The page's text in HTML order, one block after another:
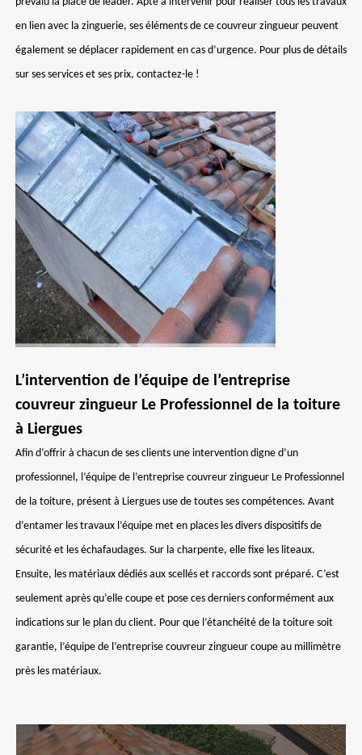
en lien avec la zinguerie, ses éléments de ce couvreur zingueur peuvent
également se déplacer rapidement en cas d’urgence. Pour plus de détails
sur ses services et ses prix, contactez-le !
L’intervention de l’équipe de l’entreprise
couvreur zingueur Le Professionnel de la toiture
à Liergues
Afin d’offrir à chacun de ses clients une intervention digne d’un
professionnel, l’équipe de l’entreprise couvreur zingueur Le Professionnel
de la toiture, présent à Liergues use de toutes ses compétences. Avant
d’entamer les travaux l’équipe met en places les divers dispositifs de
sécurité et les échafaudages. Sur la charpente, elle fixe les liteaux.
Ensuite, les matériaux dédiés aux scellés et raccords sont préparé. C’est
seulement après qu’elle coupe et pose ces derniers conformément aux
indications sur le plan du client. Pour que l’étanchéité de la toiture soit
garantie, l’équipe de l’entreprise couvreur zingueur coupe au millimètre
près les matériaux.